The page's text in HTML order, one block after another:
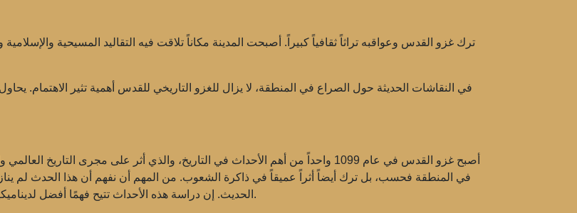
ترك غزو القدس وعواقبه تراثاً ثقافياً كبيراً. أصبحت المدينة مكاناً تلاقت فيه التقاليد المسيحية
في النقاشات الحديثة حول الصراع في المنطقة، لا يزال للغزو التاريخي للقدس أهمية تثير الاهتمام.
أصبح غزو القدس في عام 1099 واحداً من أهم الأحداث في التاريخ، والذي أثر على مجرى
في المنطقة فحسب، بل ترك أيضاً أثراً عميقاً في ذاكرة الشعوب. من المهم أن نفهم أن هذا الحدث لم
الحديث. إن دراسة هذه الأحداث تتيح فهمًا أفضل لديناميكيات الصراعات التاريخية والدروس التي يمكن أن توفرها للمستقبل.